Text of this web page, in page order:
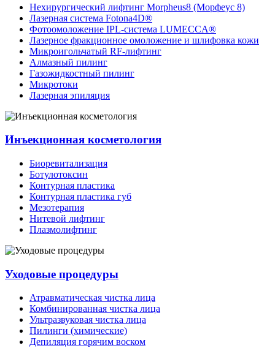
Нехирургический лифтинг Morpheus8 (Морфеус 8)
Лазерная система Fotona4D®
Фотоомоложение IPL-система LUMECCA®
Лазерное фракционное омоложение и шлифовка кожи
Микроигольчатый RF-лифтинг
Алмазный пилинг
Газожидкостный пилинг
Микротоки
Лазерная эпиляция
Инъекционная косметология
Биоревитализация
Ботулотоксин
Контурная пластика
Контурная пластика губ
Мезотерапия
Нитевой лифтинг
Плазмолифтинг
Уходовые процедуры
Атравматическая чистка лица
Комбинированная чистка лица
Ультразвуковая чистка лица
Пилинги (химические)
Депиляция горячим воском